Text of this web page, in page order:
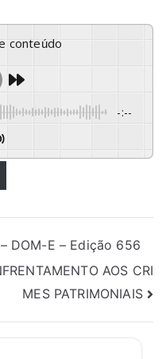
conteúdo
-:--
DOM-E – Edição 656
AOS CRI
MES PATRIMONIAIS